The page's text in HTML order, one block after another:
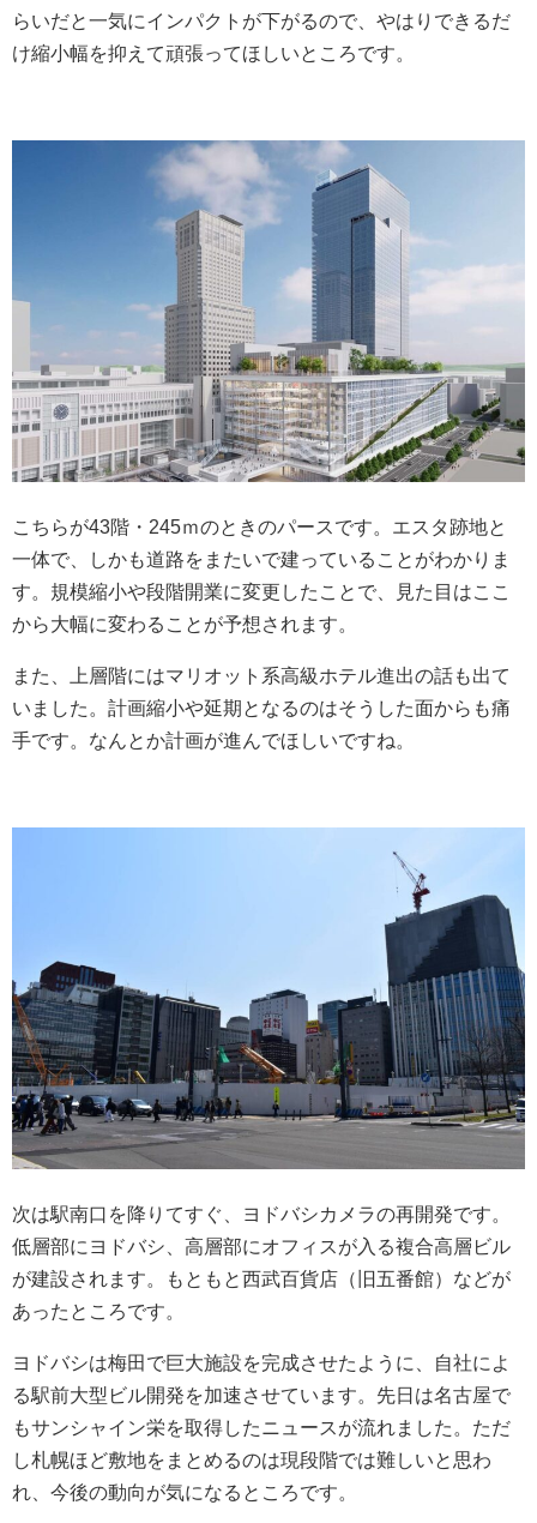
らいだと一気にインパクトが下がるので、やはりできるだ
け縮小幅を抑えて頑張ってほしいところです。
こちらが43階・245ｍのときのパースです。エスタ跡地と
一体で、しかも道路をまたいで建っていることがわかりま
す。規模縮小や段階開業に変更したことで、見た目はここ
から大幅に変わることが予想されます。
また、上層階にはマリオット系高級ホテル進出の話も出て
いました。計画縮小や延期となるのはそうした面からも痛
手です。なんとか計画が進んでほしいですね。
次は駅南口を降りてすぐ、ヨドバシカメラの再開発です。
低層部にヨドバシ、高層部にオフィスが入る複合高層ビル
が建設されます。もともと西武百貨店（旧五番館）などが
あったところです。
ヨドバシは梅田で巨大施設を完成させたように、自社によ
る駅前大型ビル開発を加速させています。先日は名古屋で
もサンシャイン栄を取得したニュースが流れました。ただ
し札幌ほど敷地をまとめるのは現段階では難しいと思わ
れ、今後の動向が気になるところです。